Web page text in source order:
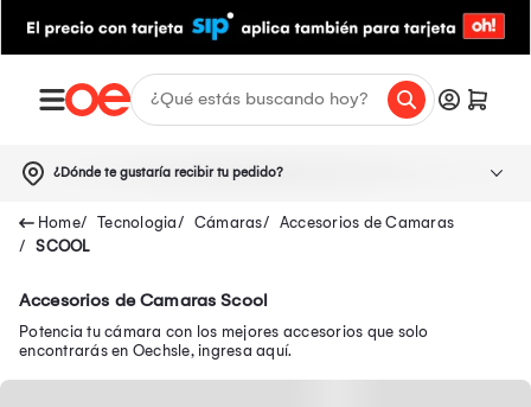
¿Dónde te gustaría recibir tu pedido?
Tecnologia Cámaras
Accesorios de Camaras
SCOOL
Accesorios de Camaras Scool
Potencia tu cámara con los mejores accesorios que solo
encontrarás en Oechsle, ingresa aquí.